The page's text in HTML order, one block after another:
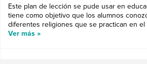
Este plan de lección se pude usar en
tiene como objetivo que los alumnos
diferentes religiones que se practican en el
Ver más »